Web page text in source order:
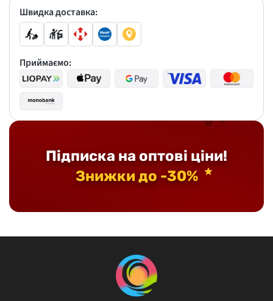
Підписка на оптові ціни!
Знижки до -30%
Швидка доставка:
Приймаємо: